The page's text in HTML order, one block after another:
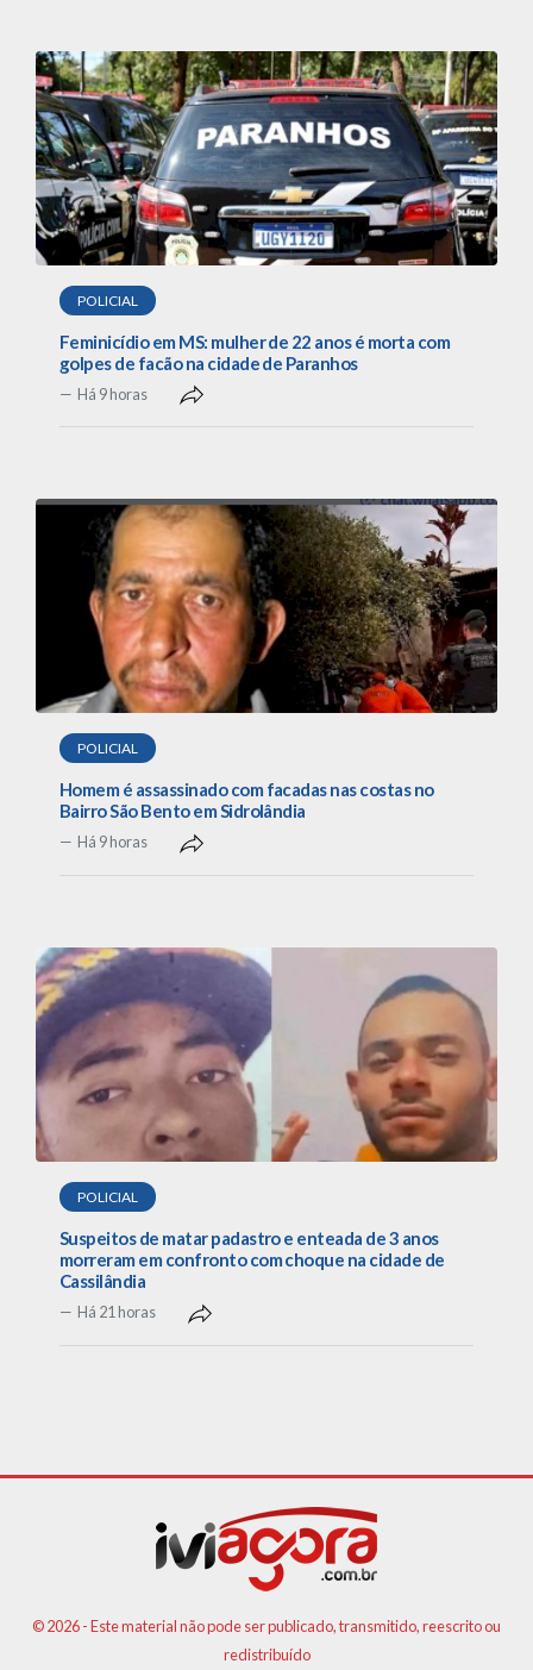
POLICIAL
Feminicídio em MS: mulher de 22 anos é morta com
golpes de facão na cidade de Paranhos
Há 9 horas
POLICIAL
Homem é assassinado com facadas nas costas no
Bairro São Bento em Sidrolândia
Há 9 horas
POLICIAL
Suspeitos de matar padastro e enteada de 3 anos
morreram em confronto com choque na cidade de
Cassilândia
Há 21 horas
© 2026 - Este material não pode ser publicado, transmitido, reescrito ou
redistribuído